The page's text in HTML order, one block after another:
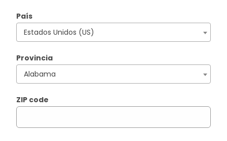
País
Estados Unidos (US)
Provincia
Alabama
ZIP code